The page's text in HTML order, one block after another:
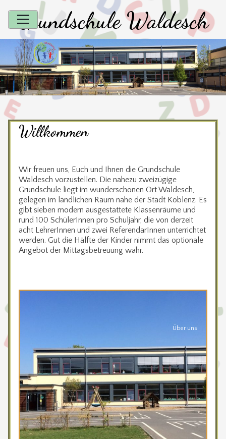
contentGrundschule Waldesch
Willkommen
Wir freuen uns, Euch und Ihnen die Grundschule
Waldesch vorzustellen. Die nahezu zweizügige
Grundschule liegt im wunderschönen Ort Waldesch,
gelegen im ländlichen Raum nahe der Stadt Koblenz. Es
gibt sieben modern ausgestattete Klassenräume und
rund 100 SchülerInnen pro Schuljahr, die von derzeit
acht LehrerInnen und zwei ReferendarInnen unterrichtet
werden. Gut die Hälfte der Kinder nimmt das optionale
Angebot der Mittagsbetreuung wahr.
Über uns